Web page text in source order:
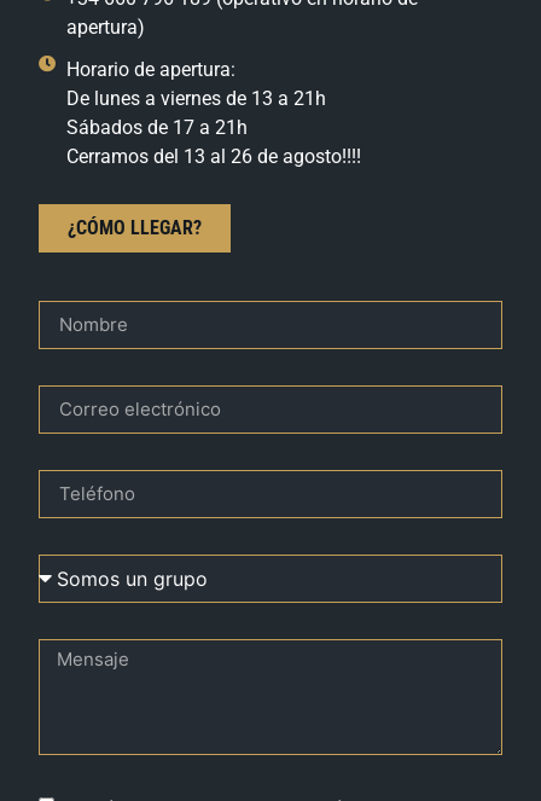
apertura)
Horario de apertura:
De lunes a viernes de 13 a 21h
Sábados de 17 a 21h
Cerramos del 13 al 26 de agosto!!!!
¿CÓMO LLEGAR?